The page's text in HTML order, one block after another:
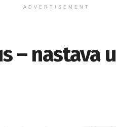
ADVERTISEMENT
– nastava u